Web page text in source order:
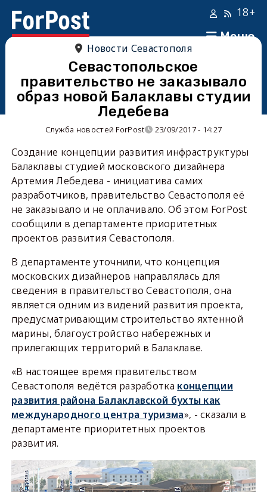
Меню
18+
Новости Севастополя
Севастопольское
правительство не заказывало
образ новой Балаклавы студии
Ледебева
Служба новостей ForPost 23/09/2017 - 14:27
Создание концепции развития инфраструктуры
Балаклавы студией московского дизайнера
Артемия Лебедева - инициатива самих
разработчиков, правительство Севастополя её
не заказывало и не оплачивало. Об этом ForPost
сообщили в департаменте приоритетных
проектов развития Севастополя.
В департаменте уточнили, что концепция
московских дизайнеров направлялась для
сведения в правительство Севастополя, она
является одним из видений развития проекта,
предусматривающим строительство яхтенной
марины, благоустройство набережных и
прилегающих территорий в Балаклаве.
«В настоящее время правительством
Севастополя ведётся разработка концепции
развития района Балаклавской бухты как
международного центра туризма», - сказали в
департаменте приоритетных проектов
развития.